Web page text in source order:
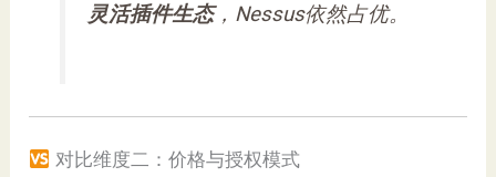
灵活插件生态，Nessus依然占优。
对比维度二：价格与授权模式